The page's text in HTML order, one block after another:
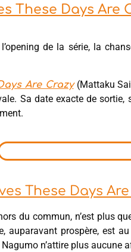
These Days Are
de la série, la
Are Crazy(Mattaku
Sa date exacte de
These Days
du commun, n’est plus
auparavant prospère, est
n’attire plus aucune